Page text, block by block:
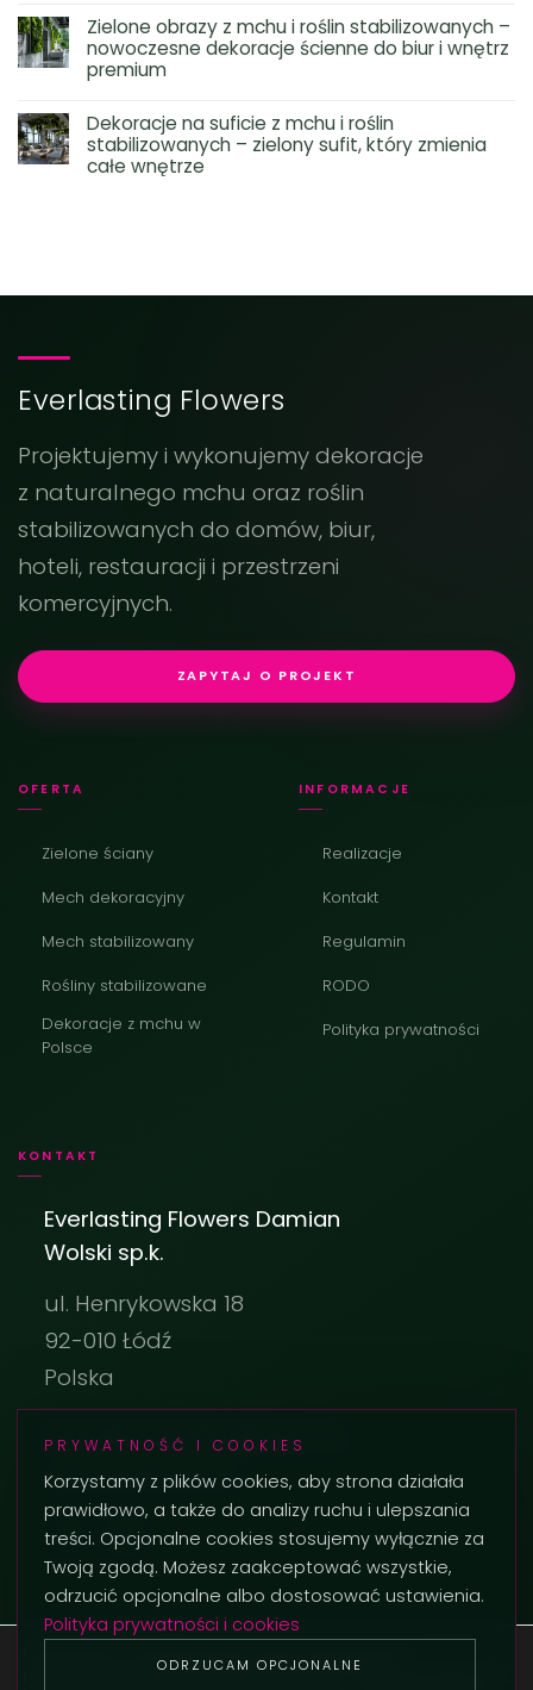
Zielone obrazy z mchu i roślin stabilizowanych –
nowoczesne dekoracje ścienne do biur i wnętrz
premium
Dekoracje na suficie z mchu i roślin
stabilizowanych – zielony sufit, który zmienia
całe wnętrze
Everlasting Flowers
Projektujemy i wykonujemy dekoracje
z naturalnego mchu oraz roślin
stabilizowanych do domów, biur,
hoteli, restauracji i przestrzeni
komercyjnych.
ZAPYTAJ O PROJEKT
OFERTA
Zielone ściany
Mech dekoracyjny
Mech stabilizowany
Rośliny stabilizowane
Dekoracje z mchu w
Polsce
INFORMACJE
Realizacje
Kontakt
Regulamin
RODO
Polityka prywatności
KONTAKT
Everlasting Flowers Damian
Wolski sp.k.
ul. Henrykowska 18
92-010 Łódź
Polska
biuro@everlastingflowers.pl
+48 42 236 29 02
Używamy ciasteczek, aby zapewnić
najlepszą jakość korzystania z naszej witryny.
PRYWATNOŚĆ I COOKIES
Korzystamy z plików cookies, aby strona działała
prawidłowo, a także do analizy ruchu i ulepszania
treści. Opcjonalne cookies stosujemy wyłącznie za
Twoją zgodą. Możesz zaakceptować wszystkie,
odrzucić opcjonalne albo dostosować ustawienia.
Polityka prywatności i cookies
ODRZUCAM OPCJONALNE